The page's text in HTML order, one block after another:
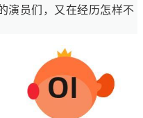
演员们，又在经历怎样不